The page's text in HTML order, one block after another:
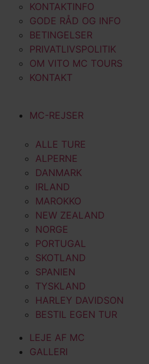
KONTAKTINFO
GODE RÅD OG INFO
BETINGELSER
PRIVATLIVSPOLITIK
OM VITO MC TOURS
KONTAKT
MC-REJSER
ALLE TURE
ALPERNE
DANMARK
IRLAND
MAROKKO
NEW ZEALAND
NORGE
PORTUGAL
SKOTLAND
SPANIEN
TYSKLAND
HARLEY DAVIDSON
BESTIL EGEN TUR
LEJE AF MC
GALLERI